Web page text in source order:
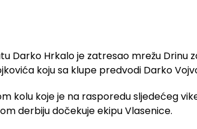
Darko Hrkalo je zatresao mrežu Drinu
koju sa klupe predvodi Darko
kolu koje je na rasporedu sljedećeg
derbiju dočekuje ekipu Vlasenice.